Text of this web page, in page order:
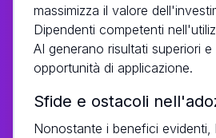
massimizza il valore
Dipendenti competenti
AI generano risultati superiori
opportunità di applicazione.
Sfide e ostacoli
Nonostante i benefici evidenti,